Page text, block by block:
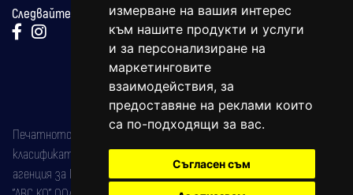
измерване на вашия интерес
към нашите продукти и услуги
и за персонализиране на
маркетинговите
взаимодействия, за
предоставяне на реклами които
са по-подходящи за вас.
Съгласен съм
Следвайте ни:
Печатното издание на вестника е регистрирано в националния
класификатор на печатните издания (Българска национална
агенция за ISSN) под номер: ISSN 1312-4722.